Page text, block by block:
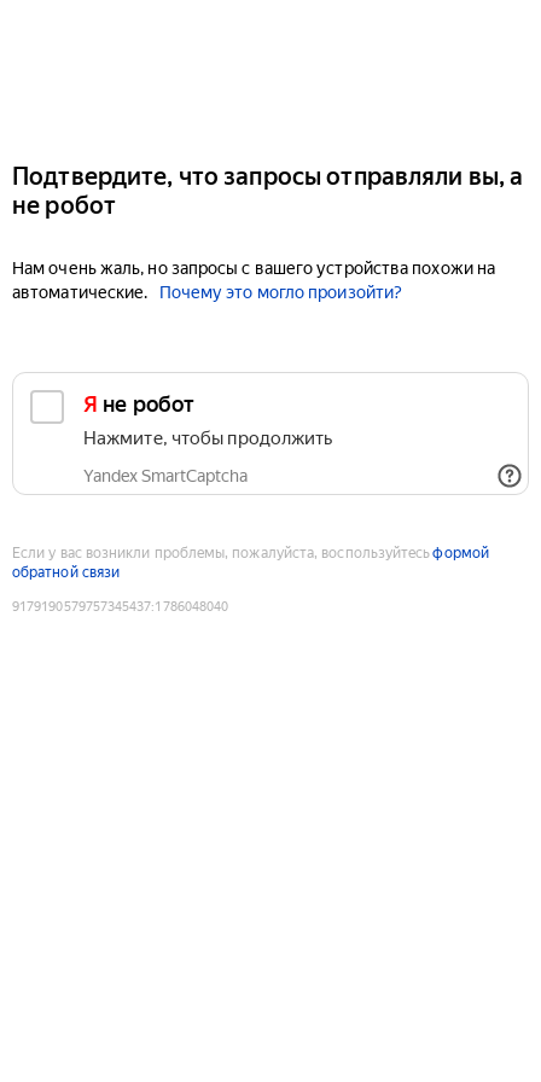
Подтвердите, что запросы отправляли вы, а
не робот
Нам очень жаль, но запросы с вашего устройства похожи на
автоматические.
Почему это могло произойти?
Я не робот
Нажмите, чтобы продолжить
Yandex SmartCaptcha
Если у вас возникли проблемы, пожалуйста, воспользуйтесьформой
обратной связи
9179190579757345437:1786048040